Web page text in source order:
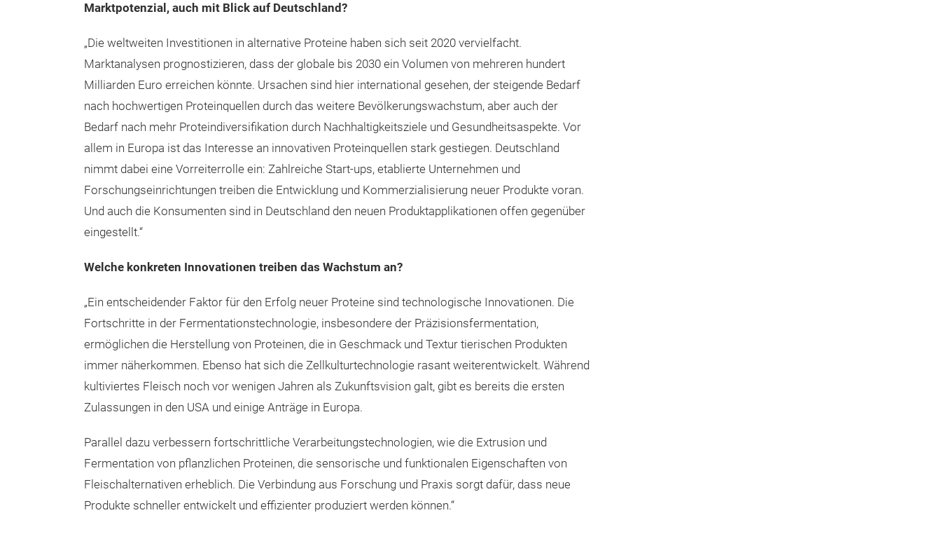
Marktpotenzial, auch mit Blick auf Deutschland?
„Die weltweiten Investitionen in alternative Proteine haben sich seit 2020 vervielfacht.
Marktanalysen prognostizieren, dass der globale bis 2030 ein Volumen von mehreren hundert
Milliarden Euro erreichen könnte. Ursachen sind hier international gesehen, der steigende Bedarf
nach hochwertigen Proteinquellen durch das weitere Bevölkerungswachstum, aber auch der
Bedarf nach mehr Proteindiversifikation durch Nachhaltigkeitsziele und Gesundheitsaspekte. Vor
allem in Europa ist das Interesse an innovativen Proteinquellen stark gestiegen. Deutschland
nimmt dabei eine Vorreiterrolle ein: Zahlreiche Start-ups, etablierte Unternehmen und
Forschungseinrichtungen treiben die Entwicklung und Kommerzialisierung neuer Produkte voran.
Und auch die Konsumenten sind in Deutschland den neuen Produktapplikationen offen gegenüber
eingestellt.“
Welche konkreten Innovationen treiben das Wachstum an?
„Ein entscheidender Faktor für den Erfolg neuer Proteine sind technologische Innovationen. Die
Fortschritte in der Fermentationstechnologie, insbesondere der Präzisionsfermentation,
ermöglichen die Herstellung von Proteinen, die in Geschmack und Textur tierischen Produkten
immer näherkommen. Ebenso hat sich die Zellkulturtechnologie rasant weiterentwickelt. Während
kultiviertes Fleisch noch vor wenigen Jahren als Zukunftsvision galt, gibt es bereits die ersten
Zulassungen in den USA und einige Anträge in Europa.
Parallel dazu verbessern fortschrittliche Verarbeitungstechnologien, wie die Extrusion und
Fermentation von pflanzlichen Proteinen, die sensorische und funktionalen Eigenschaften von
Fleischalternativen erheblich. Die Verbindung aus Forschung und Praxis sorgt dafür, dass neue
Produkte schneller entwickelt und effizienter produziert werden können.“